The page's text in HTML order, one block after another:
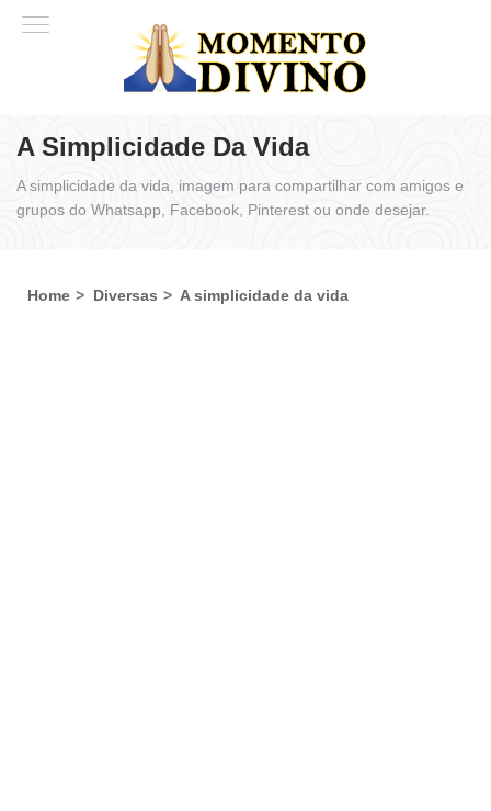
A Simplicidade Da Vida
A simplicidade da vida, imagem para compartilhar com amigos e
grupos do Whatsapp, Facebook, Pinterest ou onde desejar.
Home Diversas A simplicidade da vida